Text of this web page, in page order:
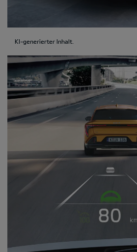
KI-generierter Inhalt.